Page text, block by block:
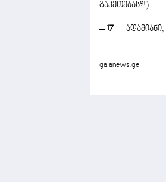
გაკეთებას?!)
– 17— ადამიანი,
galanews.ge